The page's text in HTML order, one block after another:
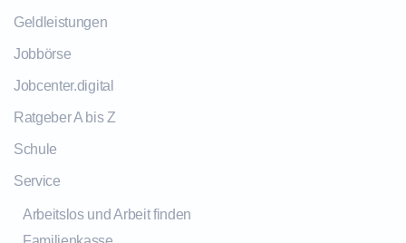
Geldleistungen
Jobbörse
Jobcenter.digital
Ratgeber A bis Z
Schule
Service
Arbeitslos und Arbeit finden